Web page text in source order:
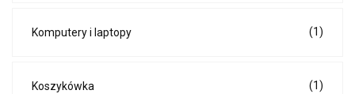
Komputery i laptopy (1)
Koszykówka (1)